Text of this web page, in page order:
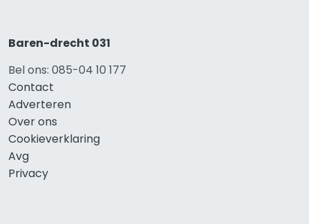
Baren-drecht 031
Bel ons: 085-04 10 177
Contact
Adverteren
Over ons
Cookieverklaring
Avg
Privacy